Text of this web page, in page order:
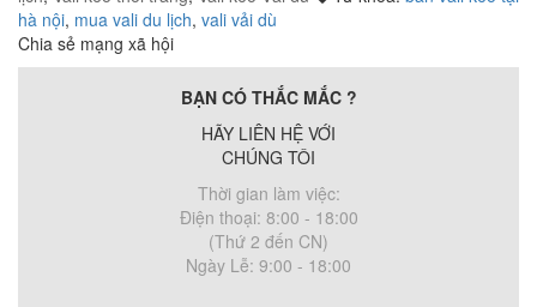
hà nội, mua vali du lịch, vali vải dù
Chia sẻ mạng xã hội
BẠN CÓ THẮC MẮC ?
HÃY LIÊN HỆ VỚI
CHÚNG TÔI
Thời gian làm việc:
Điện thoại: 8:00 - 18:00
(Thứ 2 đến CN)
Ngày Lễ: 9:00 - 18:00